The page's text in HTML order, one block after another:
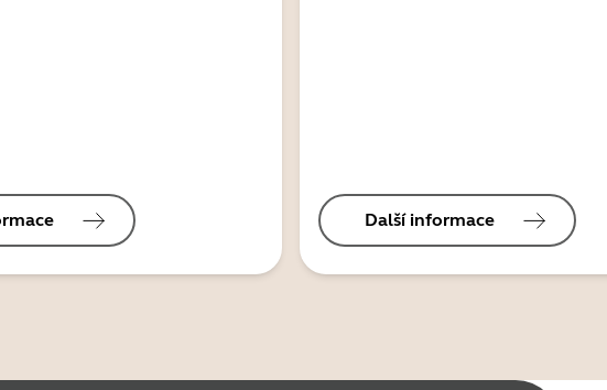
Další informace